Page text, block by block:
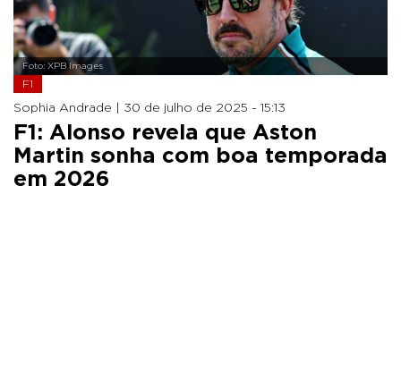
Foto: XPB Images
F1
Sophia Andrade | 30 de julho de 2025 - 15:13
F1: Alonso revela que Aston
Martin sonha com boa temporada
em 2026